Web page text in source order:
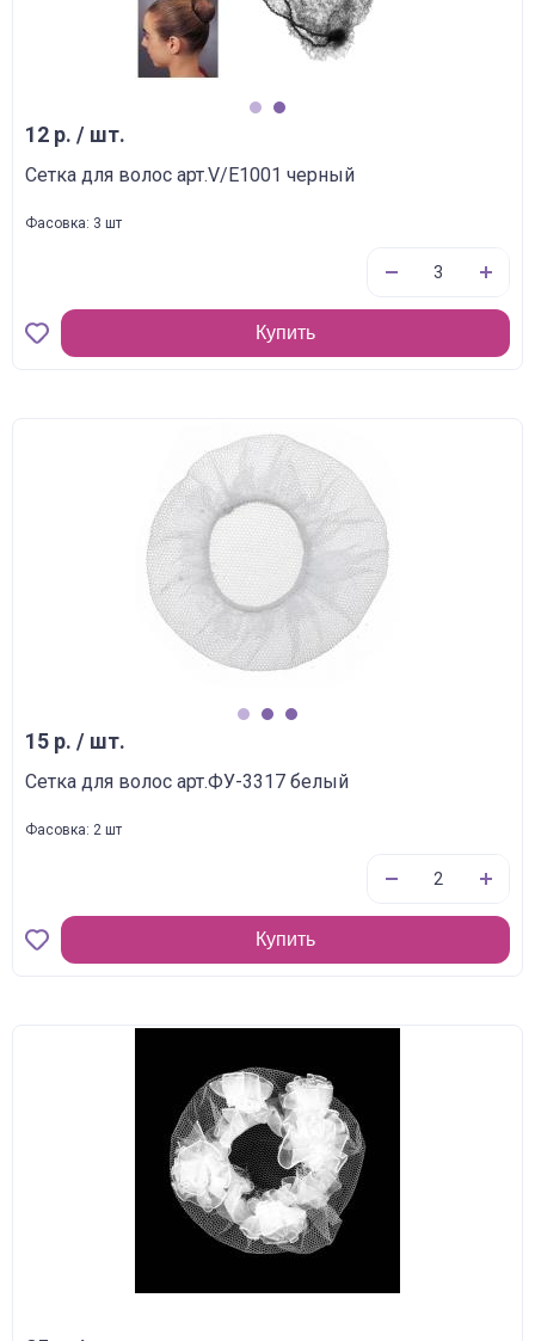
12 р. / шт.
Сетка для волос арт.V/E1001 черный
Фасовка: 3 шт
Купить
15 р. / шт.
Сетка для волос арт.ФУ-3317 белый
Фасовка: 2 шт
Купить